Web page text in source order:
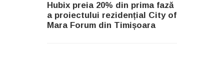
Hubix preia 20% din prima fază
a proiectului rezidențial City of
Mara Forum din Timișoara